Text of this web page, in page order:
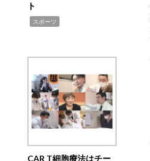
ト
スポーツ
CAR T細胞療法はチー